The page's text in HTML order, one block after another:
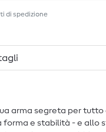
di spedizione
arma segreta per tutto
forma e stabilità - e allo